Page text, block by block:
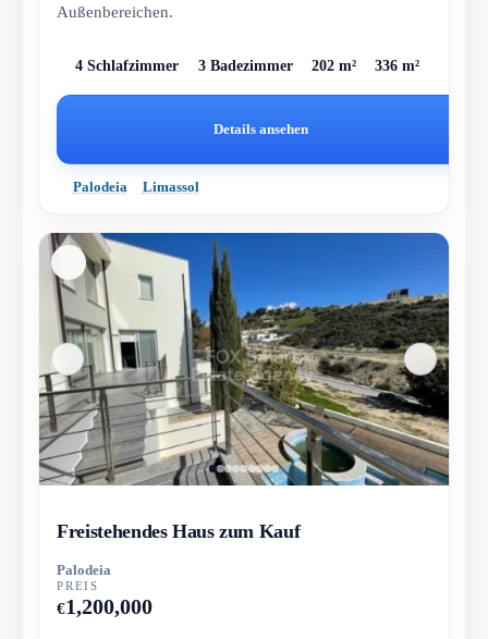
Außenbereichen.
4 Schlafzimmer 3 Badezimmer 202 m² 336 m²
Details ansehen
Palodeia Limassol
Freistehendes Haus zum Kauf
Palodeia
PREIS
€1,200,000